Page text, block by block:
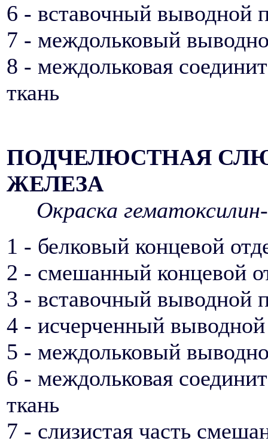
6 - вставочный выводной
7 - междольковый
8 - междольковая
ткань
ПОДЧЕЛЮСТНАЯ
ЖЕЛЕЗА
Окраска
1 - белковый концевой
2 - смешанный концевой
3 - вставочный выводной
4 - исчерченный
5 - междольковый
6 - междольковая
ткань
7 - слизистая часть